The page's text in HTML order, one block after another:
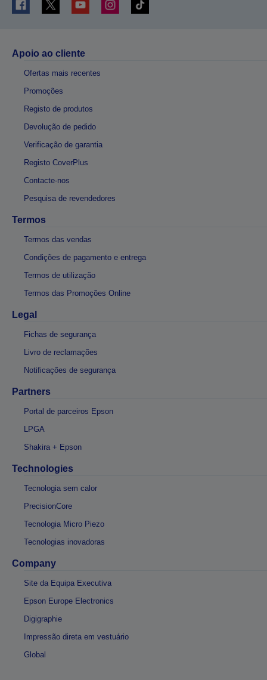
Apoio ao cliente
Ofertas mais recentes
Promoções
Registo de produtos
Devolução de pedido
Verificação de garantia
Registo CoverPlus
Contacte-nos
Pesquisa de revendedores
Termos
Termos das vendas
Condições de pagamento e entrega
Termos de utilização
Termos das Promoções Online
Legal
Fichas de segurança
Livro de reclamações
Notificações de segurança
Partners
Portal de parceiros Epson
LPGA
Shakira + Epson
Technologies
Tecnologia sem calor
PrecisionCore
Tecnologia Micro Piezo
Tecnologias inovadoras
Company
Site da Equipa Executiva
Epson Europe Electronics
Digigraphie
Impressão direta em vestuário
Global